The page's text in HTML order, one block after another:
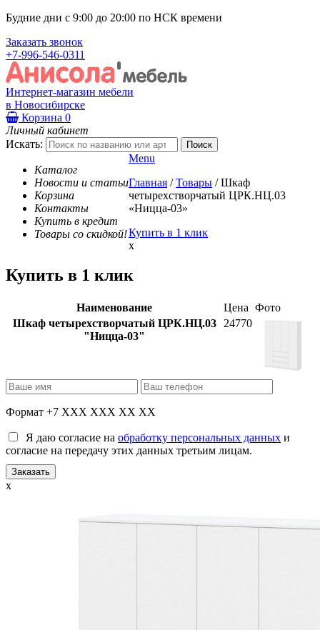
Будние дни с 9:00 до 20:00 по НСК времени
Заказать звонок
+7-996-546-0311
Интернет-магазин мебели
в Новосибирске
Корзина 0
Личный кабинет
Искать:
Каталог
Новости и статьи
Корзина
Контакты
Купить в кредит
Товары со скидкой!
Menu
Главная / Товары / Шкаф
четырехстворчатый ЦРК.НЦ.03
«Ницца-03»
Купить в 1 клик
x
Купить в 1 клик
Наименование Цена Фото
Шкаф четырехстворчатый ЦРК.НЦ.03
"Ницца-03"
24770
Формат +7 XXX XXX XX XX
Я даю согласие на обработку персональных данных и
согласие на передачу этих данных третьим лицам.
x